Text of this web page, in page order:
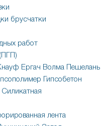
брусчатки
работ
Ергач Волма
Пешелань
Гипсобетон
Силикатная
лента